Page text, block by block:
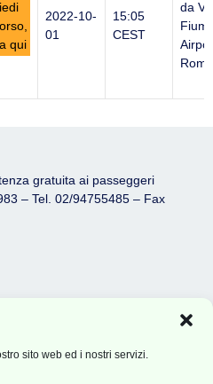
sito web ed i nostri servizi.
qui
2022-10-
01
15:05
CEST
da
gratuita ai passeggeri
– Tel. 02/94755485 – Fax